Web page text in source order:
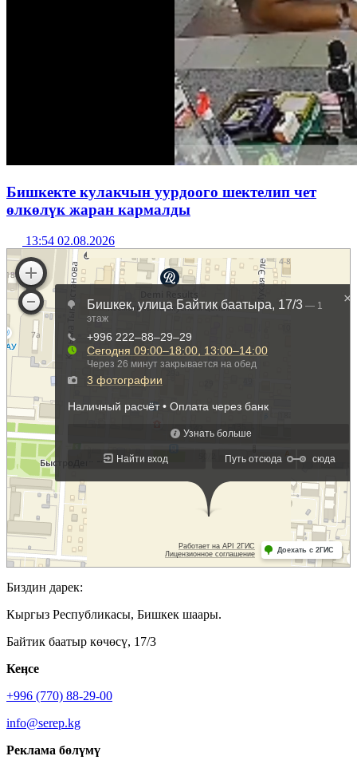
Бишкекте кулакчын уурдоого шектелип чет
өлкөлүк жаран кармалды
13:54 02.08.2026
Биздин дарек:
Кыргыз Республикасы, Бишкек шаары.
Байтик баатыр көчөсү, 17/3
Кеӊсе
+996 (770) 88-29-00
info@serep.kg
Реклама бөлүмү